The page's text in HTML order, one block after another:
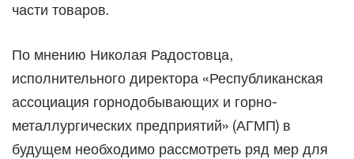
части товаров.
По мнению Николая Радостовца,
исполнительного директора «Республиканская
ассоциация горнодобывающих и горно-
металлургических предприятий» (АГМП) в
будущем необходимо рассмотреть ряд мер для